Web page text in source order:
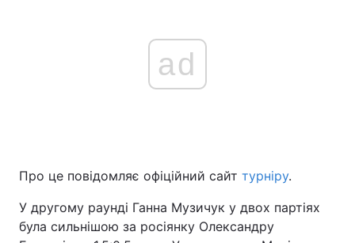
ad
Про це повідомляє офіційний сайт турніру.
У другому раунді Ганна Музичук у двох партіях
була сильнішою за росіянку Олександру